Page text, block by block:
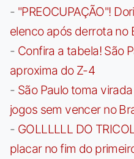
- "PREOCUPAÇÃO"!
elenco após derrota no
- Confira a tabela! São
aproxima do Z-4
- São Paulo toma
jogos sem vencer no
- GOLLLLLL DO
placar no fim do